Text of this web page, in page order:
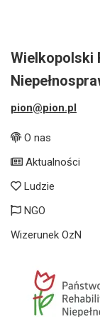
Wielkopolski
pion@pion.pl
O nas
Aktualności
Ludzie
NGO
Wizerunek OzN